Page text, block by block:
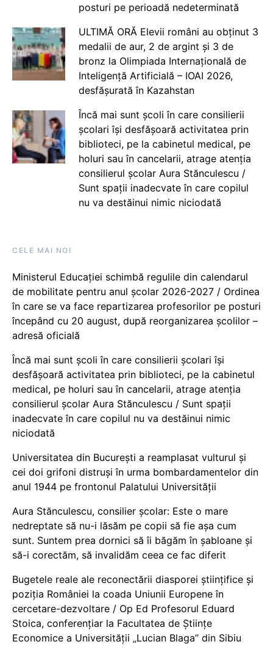
posturi pe perioadă nedeterminată
ULTIMĂ ORĂ Elevii români au obținut 3
medalii de aur, 2 de argint și 3 de
bronz la Olimpiada Internațională de
Inteligență Artificială – IOAI 2026,
desfășurată în Kazahstan
Încă mai sunt școli în care consilierii
școlari își desfășoară activitatea prin
biblioteci, pe la cabinetul medical, pe
holuri sau în cancelarii, atrage atenția
consilierul școlar Aura Stănculescu /
Sunt spații inadecvate în care copilul
nu va destăinui nimic niciodată
CELE MAI NOI
Ministerul Educației schimbă regulile din calendarul
de mobilitate pentru anul școlar 2026-2027 / Ordinea
în care se va face repartizarea profesorilor pe posturi
începând cu 20 august, după reorganizarea școlilor –
adresă oficială
Încă mai sunt școli în care consilierii școlari își
desfășoară activitatea prin biblioteci, pe la cabinetul
medical, pe holuri sau în cancelarii, atrage atenția
consilierul școlar Aura Stănculescu / Sunt spații
inadecvate în care copilul nu va destăinui nimic
niciodată
Universitatea din București a reamplasat vulturul și
cei doi grifoni distruși în urma bombardamentelor din
anul 1944 pe frontonul Palatului Universității
Aura Stănculescu, consilier școlar: Este o mare
nedreptate să nu-i lăsăm pe copii să fie așa cum
sunt. Suntem prea dornici să îi băgăm în șabloane și
să-i corectăm, să invalidăm ceea ce fac diferit
Bugetele reale ale reconectării diasporei științifice și
poziția României la coada Uniunii Europene în
cercetare-dezvoltare / Op Ed Profesorul Eduard
Stoica, conferențiar la Facultatea de Științe
Economice a Universității „Lucian Blaga” din Sibiu